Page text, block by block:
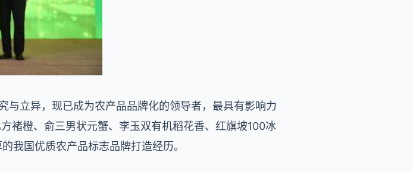
立异，现已成为农产品品牌化的领导者，最具有影响力
褚橙、俞三男状元蟹、李玉双有机稻花香、红旗坡100冰
我国优质农产品标志品牌打造经历。